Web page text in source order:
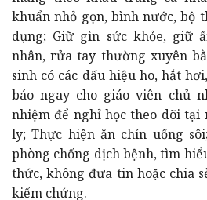
khuẩn nhỏ gọn, bình nước, bộ
dụng; Giữ gìn sức khỏe, giữ
nhân, rửa tay thường xuyên
sinh có các dấu hiệu ho, hắt
báo ngay cho giáo viên chủ
nhiệm để nghỉ học theo dõi tại
ly; Thực hiện ăn chín uống
phòng chống dịch bệnh, tìm
thức, không đưa tin hoặc chia
kiểm chứng.